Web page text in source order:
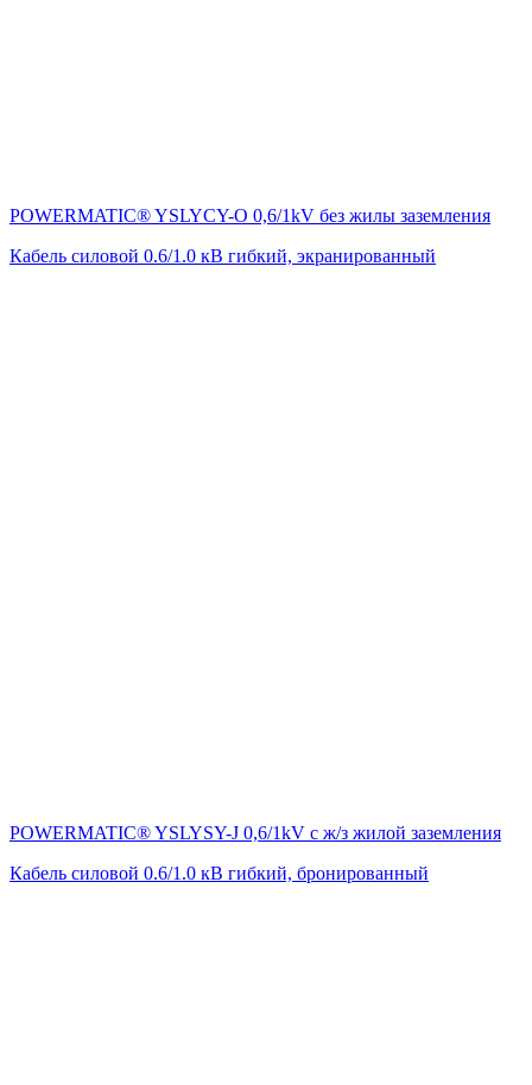
POWERMATIC® YSLYCY-O 0,6/1kV без жилы заземления
Кабель силовой 0.6/1.0 кВ гибкий, экранированный
POWERMATIC® YSLYSY-J 0,6/1kV с ж/з жилой заземления
Кабель силовой 0.6/1.0 кВ гибкий, бронированный